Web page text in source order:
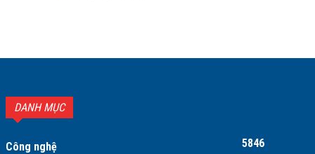
DANH MỤC
Công nghệ
5846